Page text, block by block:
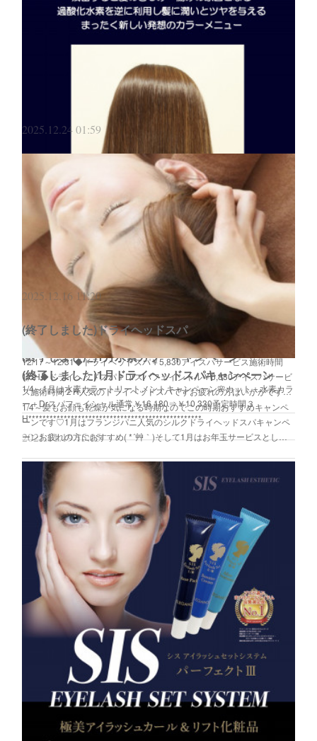
(終了しました)1月水素カラーキャンペーン
1/4～1月は水素カラートリートメントキャンペーン🌸カット＋水素カラ
ー＋Drスパフェイシャル通常￥16,180⇒￥10,330予定時間３
H*************************************************
2025.12.24 01:59
(終了しました)1月ドライヘッドスパキャンぺーン
1/4～髪もお顔も乾燥が気になる時期なのでこの時期おすすめキャンペ
ーンです♡1月はフランジパニ人気のシルクドライヘッドスパキャンペ
ーンお疲れの方におすすめ( *´艸｀)そして1月はお年玉サービスとし…
2025.12.16 11:20
(終了しました)ドライヘッドスパ
12/17～12/31◆ドライヘッドスパ￥5,830アイスパサービス施術時間
1,5H◆ドライヘッドスパ＋Drスパフェイシャル￥6,830アイスパサービ
ス施術時間２H人気のドライヘッドスパですお疲れの方はいかがです…
2025.11.19 15:05